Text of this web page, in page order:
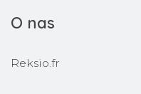
O nas
Reksio.fr